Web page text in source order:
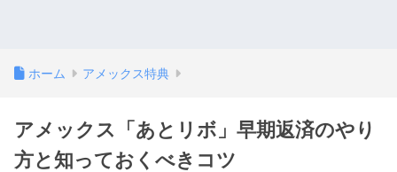
ホーム アメックス特典
アメックス「あとリボ」早期返済のやり
方と知っておくべきコツ